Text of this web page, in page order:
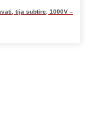
tija subtire, 1000V –